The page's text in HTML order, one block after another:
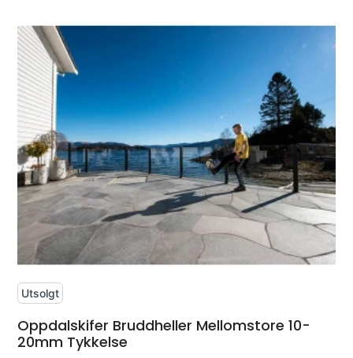
Oppdalskifer Bruddheller Mellomstore 10-
20mm Tykkelse
Utsolgt